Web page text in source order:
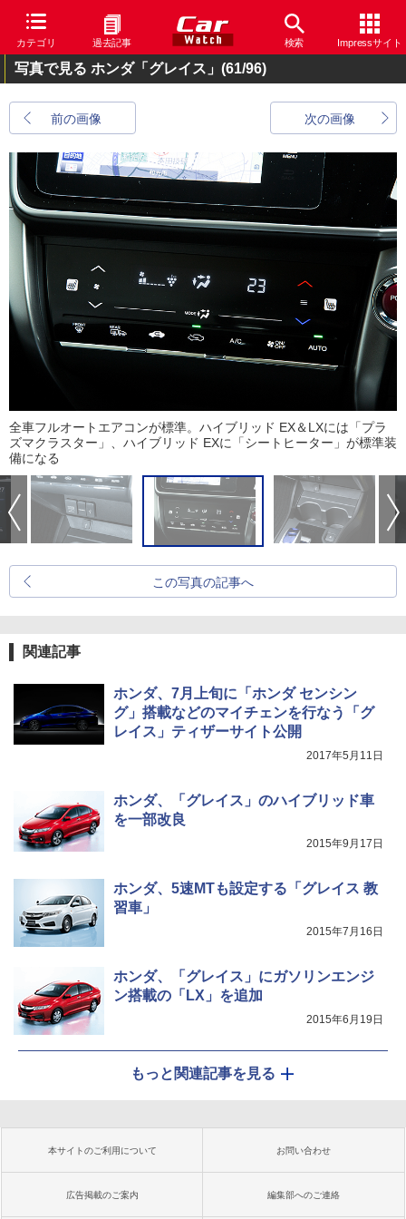
カテゴリ 過去記事 検索 Impressサイト
写真で見る ホンダ「グレイス」 (61/96)
前の画像 次の画像
全車フルオートエアコンが標準。ハイブリッド EX＆LXには「プラ
ズマクラスター」、ハイブリッド EXに「シートヒーター」が標準装
備になる
この写真の記事へ
関連記事
ホンダ、7月上旬に「ホンダ センシン
グ」搭載などのマイチェンを行なう「グ
レイス」ティザーサイト公開
2017年5月11日
ホンダ、「グレイス」のハイブリッド車
を一部改良
2015年9月17日
ホンダ、5速MTも設定する「グレイス 教
習車」
2015年7月16日
ホンダ、「グレイス」にガソリンエンジ
ン搭載の「LX」を追加
2015年6月19日
もっと関連記事を見る
本サイトのご利用について お問い合わせ
広告掲載のご案内 編集部へのご連絡